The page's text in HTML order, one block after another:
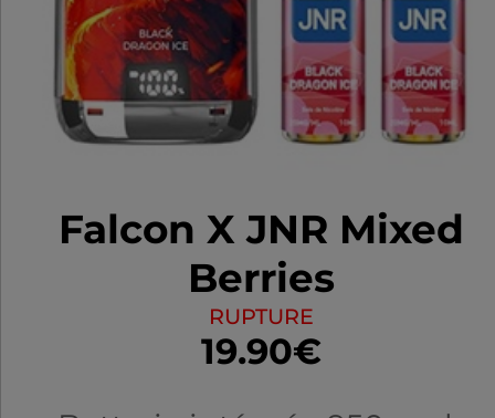
Falcon X JNR Mixed
Berries
RUPTURE
19.90€